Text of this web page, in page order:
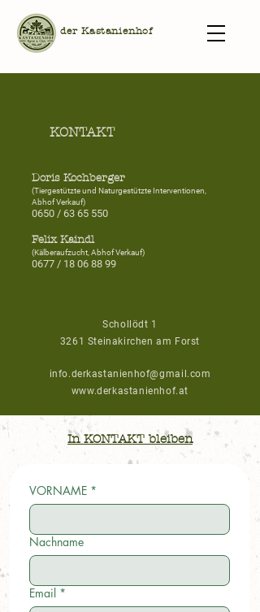
der Kastanienhof
KONTAKT
Doris Kochberger
(Tiergestützte und Naturgestützte Interventionen,
Abhof Verkauf)
0650 / 63 65 550
​Felix Kaindl
(Kälberaufzucht, Abhof Verkauf)
0677 / 18 06 88 99
Schollödt 1
3261 Steinakirchen am Forst
info.derkastanienhof@gmail.com
www.derkastanienhof.at
In KONTAKT bleiben
VORNAME *
Nachname
Email *